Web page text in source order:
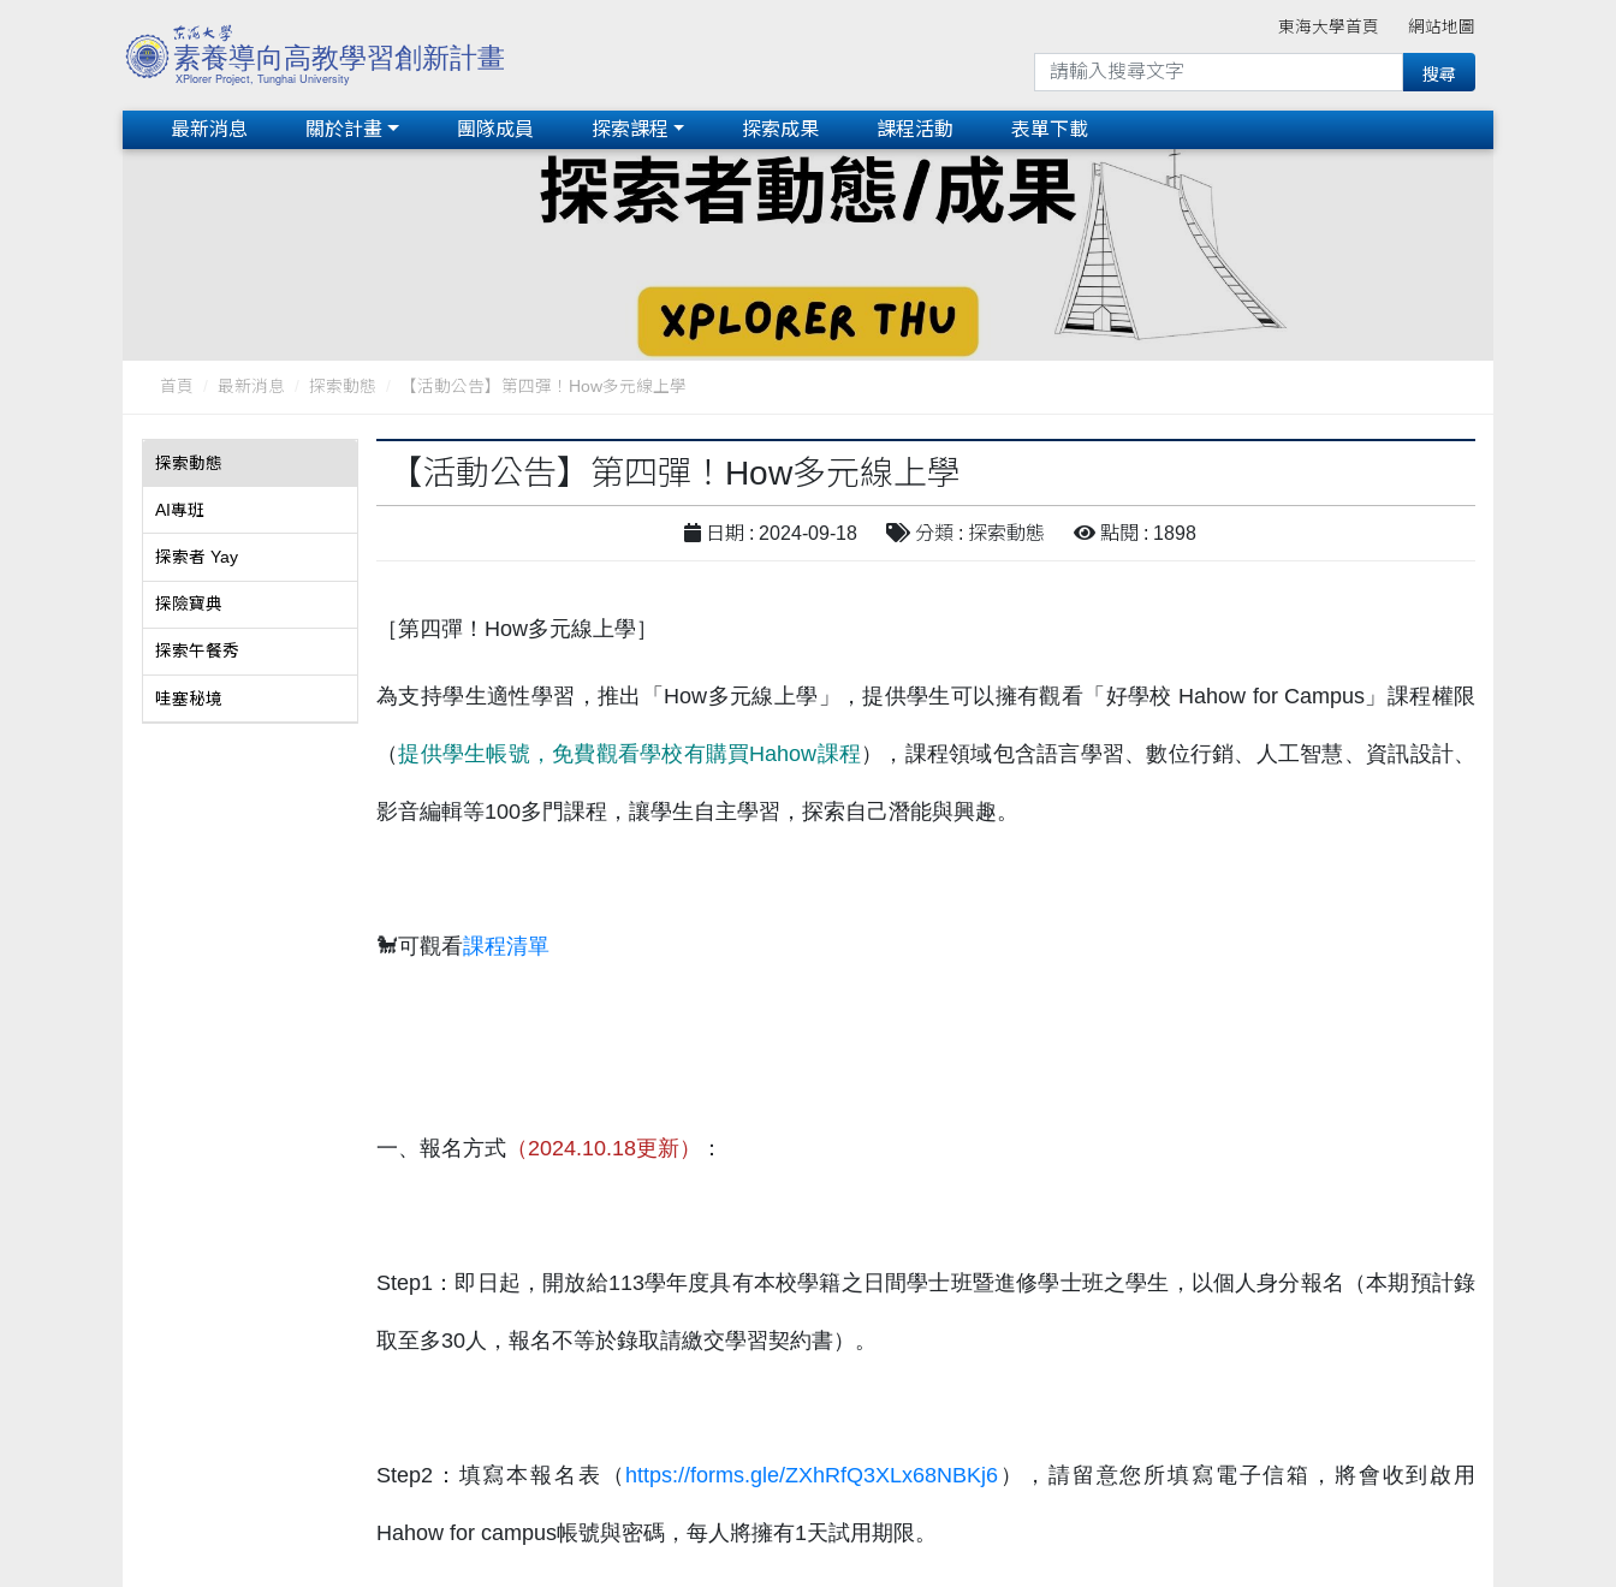
東海大學首頁 網站地圖
最新消息 關於計畫 團隊成員 探索課程 探索成果 課程活動 表單下載
首頁 最新消息 探索動態 【活動公告】第四彈！How多元線上學
探索動態
AI專班
探索者 Yay
探險寶典
探索午餐秀
哇塞秘境
【活動公告】第四彈！How多元線上學
日期 : 2024-09-18 分類 : 探索動態 點閱 : 1898
［第四彈！How多元線上學］
為支持學生適性學習，推出「How多元線上學」，提供學生可以擁有觀看「好學校 Hahow for Campus」課程權限
（提供學生帳號，免費觀看學校有購買Hahow課程 ），課程領域包含語言學習、數位行銷、人工智慧、資訊設計、
影音編輯等100多門課程，讓學生自主學習，探索自己潛能與興趣。
🐩可觀看課程清單
一、報名方式 （2024.10.18更新） ：
Step1：即日起，開放給113學年度具有本校學籍之日間學士班暨進修學士班之學生，以個人身分報名（本期預計錄
取至多30人，報名不等於錄取請繳交學習契約書）。
Step2：填寫本報名表（ https://forms.gle/ZXhRfQ3XLx68NBKj6 ），請留意您所填寫電子信箱，將會收到啟用
Hahow for campus帳號與密碼，每人將擁有1天試用期限。